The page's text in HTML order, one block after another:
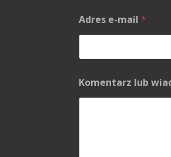
l
K
o
e
t
Adres e-mail*
Komentarz lub